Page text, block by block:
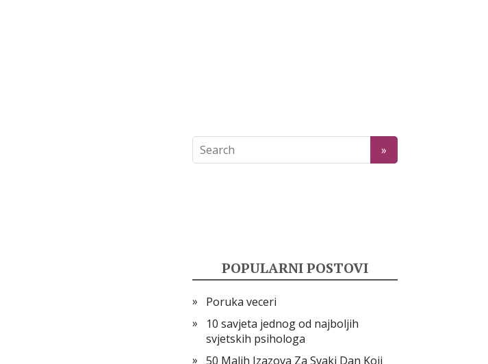
POPULARNI POSTOVI
Poruka veceri
10 savjeta jednog od najboljih
svjetskih psihologa
50 Malih Izazova Za Svaki Dan Koji